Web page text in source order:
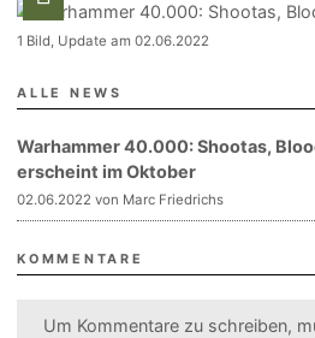
1 Bild, Update am 02.06.2022
ALLE NEWS
Warhammer 40.000: Shootas,
erscheint im Oktober
02.06.2022 von Marc Friedrichs
KOMMENTARE
Um Kommentare zu schreiben,